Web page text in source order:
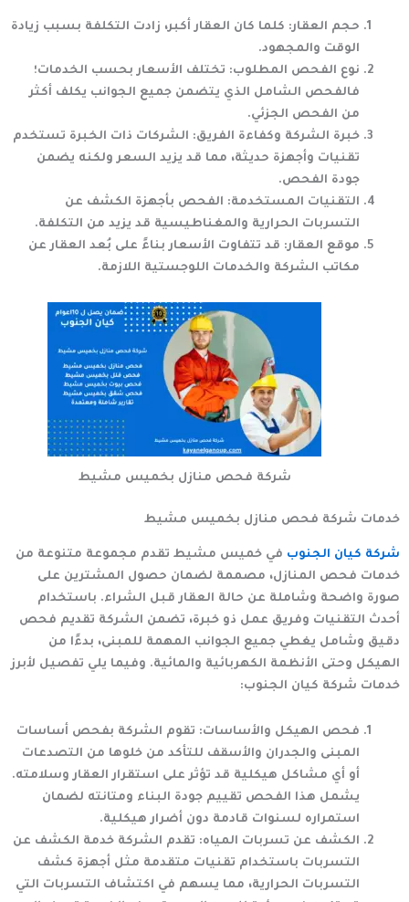
حجم العقار: كلما كان العقار أكبر، زادت التكلفة بسبب زيادة
الوقت والمجهود.
نوع الفحص المطلوب: تختلف الأسعار بحسب الخدمات؛
فالفحص الشامل الذي يتضمن جميع الجوانب يكلف أكثر
من الفحص الجزئي.
خبرة الشركة وكفاءة الفريق: الشركات ذات الخبرة تستخدم
تقنيات وأجهزة حديثة، مما قد يزيد السعر ولكنه يضمن
جودة الفحص.
التقنيات المستخدمة: الفحص بأجهزة الكشف عن
التسربات الحرارية والمغناطيسية قد يزيد من التكلفة.
موقع العقار: قد تتفاوت الأسعار بناءً على بُعد العقار عن
مكاتب الشركة والخدمات اللوجستية اللازمة.
شركة فحص منازل بخميس مشيط
خدمات شركة فحص منازل بخميس مشيط
شركة كيان الجنوب في خميس مشيط تقدم مجموعة متنوعة من
خدمات فحص المنازل، مصممة لضمان حصول المشترين على
صورة واضحة وشاملة عن حالة العقار قبل الشراء. باستخدام
أحدث التقنيات وفريق عمل ذو خبرة، تضمن الشركة تقديم فحص
دقيق وشامل يغطي جميع الجوانب المهمة للمبنى، بدءًا من
الهيكل وحتى الأنظمة الكهربائية والمائية. وفيما يلي تفصيل لأبرز
خدمات شركة كيان الجنوب:
فحص الهيكل والأساسات: تقوم الشركة بفحص أساسات
المبنى والجدران والأسقف للتأكد من خلوها من التصدعات
أو أي مشاكل هيكلية قد تؤثر على استقرار العقار وسلامته.
يشمل هذا الفحص تقييم جودة البناء ومتانته لضمان
استمراره لسنوات قادمة دون أضرار هيكلية.
الكشف عن تسربات المياه: تقدم الشركة خدمة الكشف عن
التسربات باستخدام تقنيات متقدمة مثل أجهزة كشف
التسربات الحرارية، مما يسهم في اكتشاف التسربات التي